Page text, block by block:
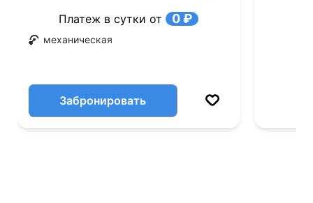
Платеж в сутки от 0 ₽
механическая
Забронировать